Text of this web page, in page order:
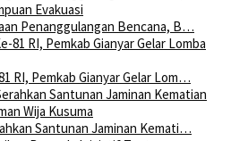
Penanggulangan Bencana, B…
RI, Pemkab Gianyar Gelar Lom…
Santunan Jaminan Kemati…